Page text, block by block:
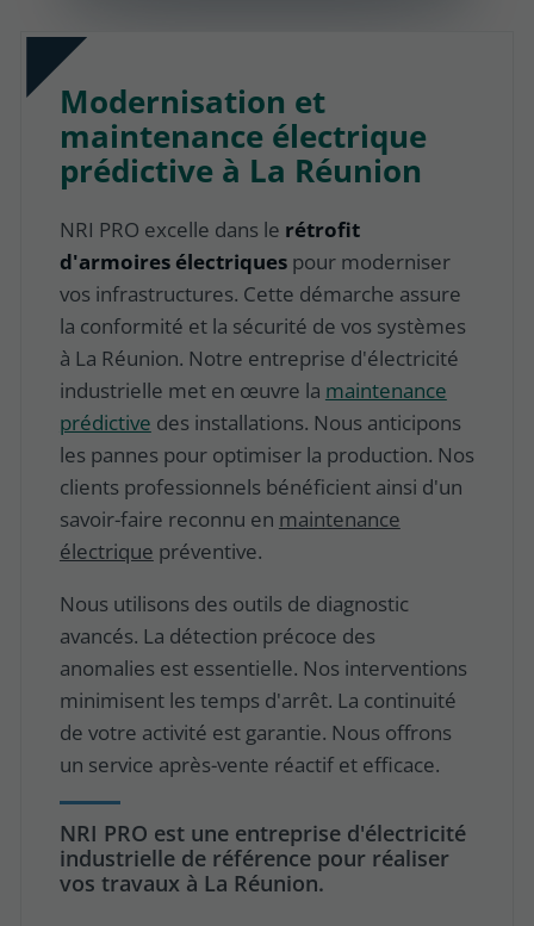
Modernisation et
maintenance électrique
prédictive à La Réunion
NRI PRO excelle dans le rétrofit
d'armoires électriquespour moderniser
vos infrastructures. Cette démarche assure
la conformité et la sécurité de vos systèmes
à La Réunion. Notre entreprise d'électricité
industrielle met en œuvre la maintenance
prédictive des installations. Nous anticipons
les pannes pour optimiser la production. Nos
clients professionnels bénéficient ainsi d'un
savoir-faire reconnu en maintenance
électrique préventive.
Nous utilisons des outils de diagnostic
avancés. La détection précoce des
anomalies est essentielle. Nos interventions
minimisent les temps d'arrêt. La continuité
de votre activité est garantie. Nous offrons
un service après-vente réactif et efficace.
NRI PRO est une entreprise d'électricité
industrielle de référence pour réaliser
vos travaux à La Réunion.